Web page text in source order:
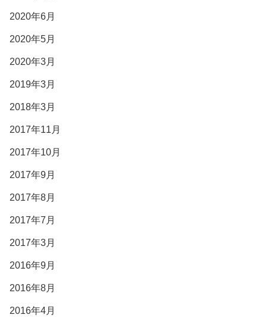
2020年6月
2020年5月
2020年3月
2019年3月
2018年3月
2017年11月
2017年10月
2017年9月
2017年8月
2017年7月
2017年3月
2016年9月
2016年8月
2016年4月